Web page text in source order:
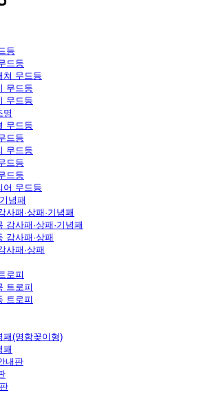
등
드등
쳐 무드등
무드등
무드등
명
무드등
드등
무드등
드등
드등
어 무드등
념패
사패·상패·기념패
감사패·상패·기념패
감사패·상패
사패·상패
로피
트로피
트로피
패(명함꽂이형)
패
내판